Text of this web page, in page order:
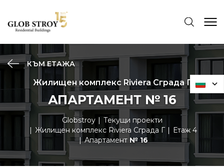
КЪМ ЕТАЖА
Жилищен комплекс Riviera Сграда Г
АПАРТАМЕНТ № 16
Globstroy
Текущи проекти
Жилищен комплекс Riviera Сграда Г
Етаж 4
Апартамент№ 16